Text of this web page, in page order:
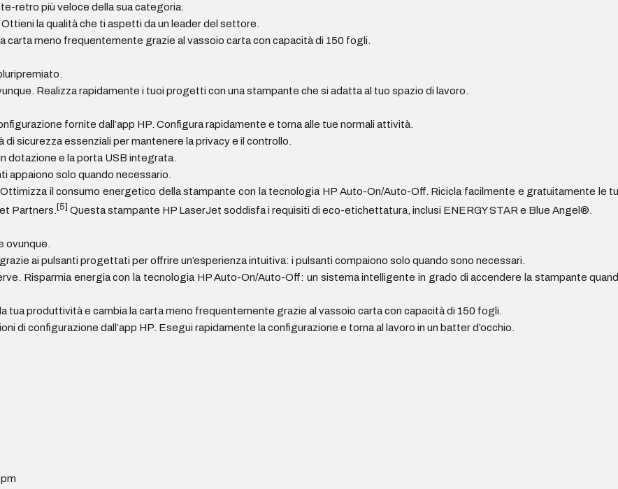
retro più veloce della sua categoria.
la qualità che ti aspetti da un leader del settore.
carta meno frequentemente grazie al vassoio carta con capacità di 150 fogli.
Realizza rapidamente i tuoi progetti con una stampante che si adatta al tuo spazio di lavoro.
fornite dall’app HP. Configura rapidamente e torna alle tue normali attività.
sicurezza essenziali per mantenere la privacy e il controllo.
dotazione e la porta USB integrata.
appaiono solo quando necessario.
il consumo energetico della stampante con la tecnologia HP Auto-On/Auto-Off. Ricicla facilmente e gratuitamente le
Partners.[5] Questa stampante HP LaserJet soddisfa i requisiti di eco-etichettatura, inclusi ENERGY STAR e Blue Angel®.
ovunque.
ai pulsanti progettati per offrire un’esperienza intuitiva: i pulsanti compaiono solo quando sono necessari.
Risparmia energia con la tecnologia HP Auto-On/Auto-Off: un sistema intelligente in grado di accendere la stampante
tua produttività e cambia la carta meno frequentemente grazie al vassoio carta con capacità di 150 fogli.
di configurazione dall’app HP. Esegui rapidamente la configurazione e torna al lavoro in un batter d’occhio.